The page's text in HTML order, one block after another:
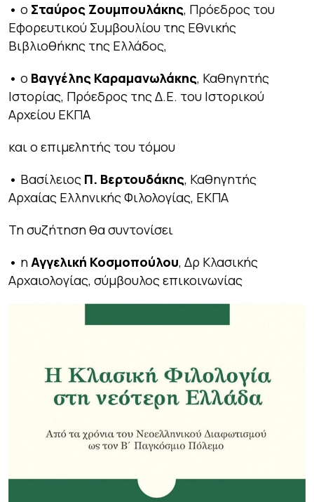
• ο Σταύρος Ζουμπουλάκης, Πρόεδρος του
Εφορευτικού Συμβουλίου της Εθνικής
Βιβλιοθήκης της Ελλάδος,
• ο Βαγγέλης Καραμανωλάκης, Καθηγητής
Ιστορίας, Πρόεδρος της Δ.Ε. του Ιστορικού
Αρχείου ΕΚΠΑ
και ο επιμελητής του τόμου
• Βασίλειος Π. Βερτουδάκης, Καθηγητής
Αρχαίας Ελληνικής Φιλολογίας, ΕΚΠΑ
Τη συζήτηση θα συντονίσει
• ηΑγγελική Κοσμοπούλου, Δρ Κλασικής
Αρχαιολογίας, σύμβουλος επικοινωνίας